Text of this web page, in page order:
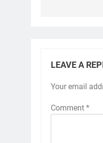
LEAVE A
Your email
Comment *